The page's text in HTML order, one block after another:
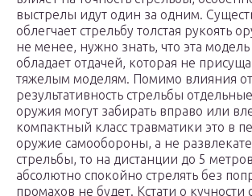
выстрелы идут один за одним.
облегчает стрельбу толстая рукоять
не менее, нужно знать, что эта
обладает отдачей, которая не
тяжелым моделям. Помимо влияния
результативность стрельбы
оружия могут забирать вправо или
компактный класс травматики это в
оружие самообороны, а не
стрельбы, то на дистанции до 5
абсолютно спокойно стрелять без
промахов не будет. Кстати о кучности